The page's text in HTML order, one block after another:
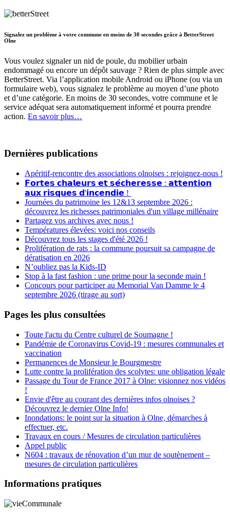
Signalez un problème à votre commune en moins de 30 secondes grâce à BetterStreet
Olne
Vous voulez signaler un nid de poule, du mobilier urbain
endommagé ou encore un dépôt sauvage ? Rien de plus simple avec
BetterStreet. Via l’application mobile Android ou iPhone (ou via un
formulaire web), vous signalez le problème au moyen d’une photo
et d’une catégorie. En moins de 30 secondes, votre commune et le
service adéquat sera automatiquement informé et pourra prendre
action. En savoir plus…
Dernières publications
Apéritif-rencontre des associations olnoises : rejoignez-nous !
𝗙𝗼𝗿𝘁𝗲𝘀 𝗰𝗵𝗮𝗹𝗲𝘂𝗿𝘀 𝗲𝘁 𝘀𝗲́𝗰𝗵𝗲𝗿𝗲𝘀𝘀𝗲 : 𝗮𝘁𝘁𝗲𝗻𝘁𝗶𝗼𝗻
𝗮𝘂𝘅 𝗿𝗶𝘀𝗾𝘂𝗲𝘀 𝗱'𝗶𝗻𝗰𝗲𝗻𝗱𝗶𝗲 !
Journées du patrimoine les 12&13 septembre 2026 :
découvrez les richesses patrimoniales d'un village millénaire
Partagez vos archives avec nous !
Températures élevées: voici nos conseils
Découvrez tous les stages d'été 2026 !
Prolifération de rats : la commune poursuit sa campagne de
dératisation en 2026
N’oubliez pas la Kids-ID
Stop à la fast fashion : une prime pour la seconde main !
Concours pour participer au Memorial Van Damme le 4
septembre 2026 (tirage au sort)
Pages les plus consultées
Toute l'actu du Centre culturel de Soumagne !
Pandémie de Coronavirus Covid-19 : mesures communales et
vaccination
Permanences de Monsieur le Bourgmestre
Lutte contre la prolifération des scolytes: une obligation légale
Passage du Tour de France 2017 à Olne: visionnez nos vidéos
!
Envie d'être au courant des dernières infos olnoises ?
Découvrez le dernier Olne Info!
Inondations: le point sur la situation à Olne, démarches à
effectuer, etc.
Travaux en cours / Mesures de circulation particulières
Appel public
N604 : travaux de rénovation d’un mur de soutènement –
mesures de circulation particulières
Informations pratiques